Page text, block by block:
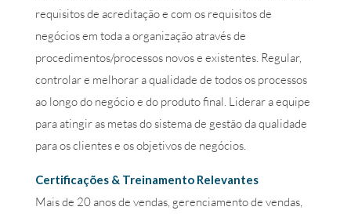
requisitos de acreditação e com os requisitos de
negócios em toda a organização através de
procedimentos/processos novos e existentes. Regular,
controlar e melhorar a qualidade de todos os processos
ao longo do negócio e do produto final. Liderar a equipe
para atingir as metas do sistema de gestão da qualidade
para os clientes e os objetivos de negócios.
Certificações & Treinamento Relevantes
Mais de 20 anos de vendas, gerenciamento de vendas,